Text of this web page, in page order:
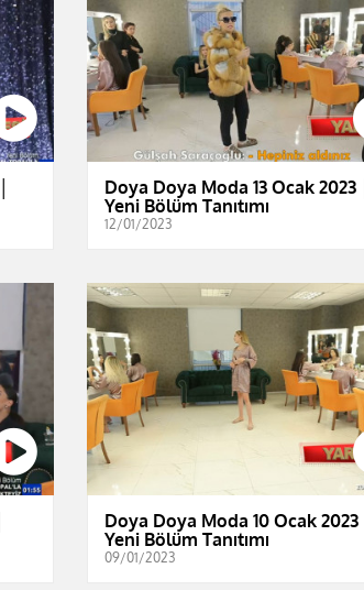
Doya Doya Moda 13 Ocak 2023 │
Yeni Bölüm Tanıtımı
12/01/2023
Doya Doya Moda 10 Ocak 2023 │
Yeni Bölüm Tanıtımı
09/01/2023